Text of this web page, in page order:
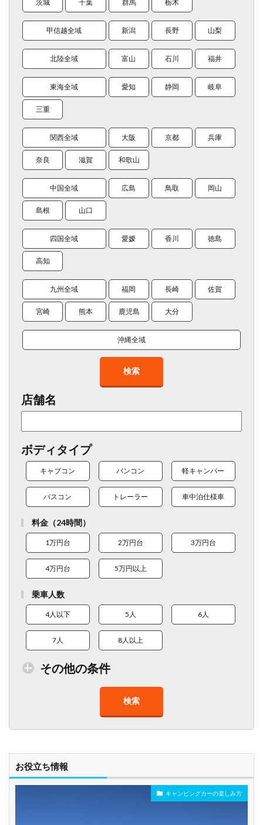
茨城 千葉 群馬 栃木
甲信越全域 新潟 長野 山梨
北陸全域 富山 石川 福井
東海全域 愛知 静岡 岐阜
三重
関西全域 大阪 京都 兵庫
奈良 滋賀 和歌山
中国全域 広島 鳥取 岡山
島根 山口
四国全域 愛媛 香川 徳島
高知
九州全域 福岡 長崎 佐賀
宮崎 熊本 鹿児島 大分
沖縄全域
検索
店舗名
ボディタイプ
キャブコン バンコン 軽キャンパー
バスコン トレーラー 車中泊仕様車
料金（24時間）
1万円台 2万円台 3万円台
4万円台 5万円以上
乗車人数
4人以下 5人 6人
7人 8人以上
その他の条件
車椅子対応
検索
お役立ち情報
キャンピングカーの楽しみ方